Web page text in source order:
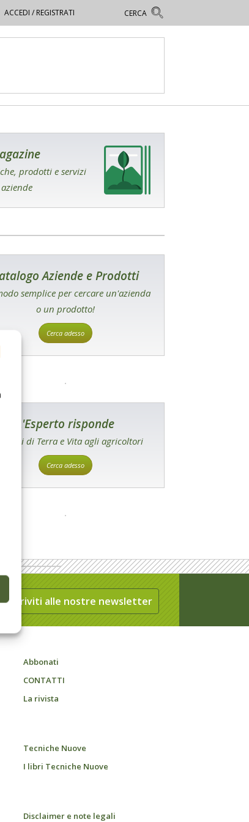
ACCEDI / REGISTRATI
prodotti e servizi
Aziende e Prodotti
semplice per cercare un'azienda
o un prodotto!
Cerca adesso
L'Esperto risponde
di Terra e Vita agli agricoltori
Cerca adesso
Iscriviti alle nostre newsletter
Abbonati
CONTATTI
La rivista
Tecniche Nuove
I libri Tecniche Nuove
Disclaimer e note legali